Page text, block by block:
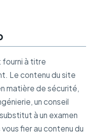
fourni à titre
Le contenu du site
matière de sécurité,
un conseil
à un examen
fier au contenu du